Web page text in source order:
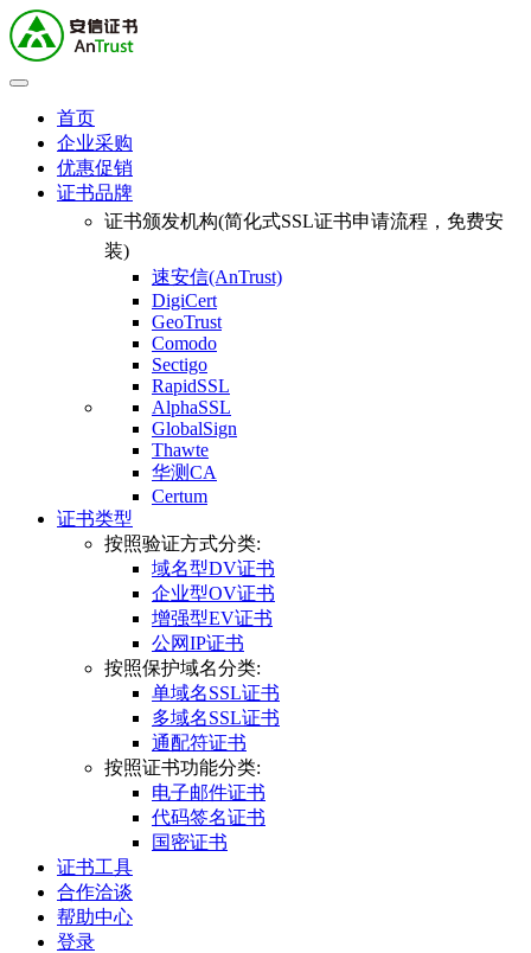
首页
企业采购
优惠促销
证书品牌
证书颁发机构(简化式SSL证书申请流程，免费安
装)
速安信(AnTrust)
DigiCert
GeoTrust
Comodo
Sectigo
RapidSSL
AlphaSSL
GlobalSign
Thawte
华测CA
Certum
证书类型
按照验证方式分类:
域名型DV证书
企业型OV证书
增强型EV证书
公网IP证书
按照保护域名分类:
单域名SSL证书
多域名SSL证书
通配符证书
按照证书功能分类:
电子邮件证书
代码签名证书
国密证书
证书工具
合作洽谈
帮助中心
登录